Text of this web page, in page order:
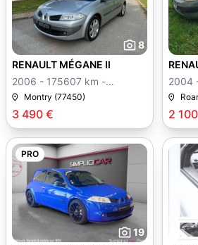
8
3 490 €
RENAULT MÉGANE II
2006 - 175607 km -
Manuelle
Montry (77450)
2
2004 - 204000
PRO
19